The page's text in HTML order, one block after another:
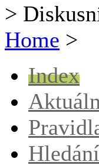
>
Home >
Index
Hledání